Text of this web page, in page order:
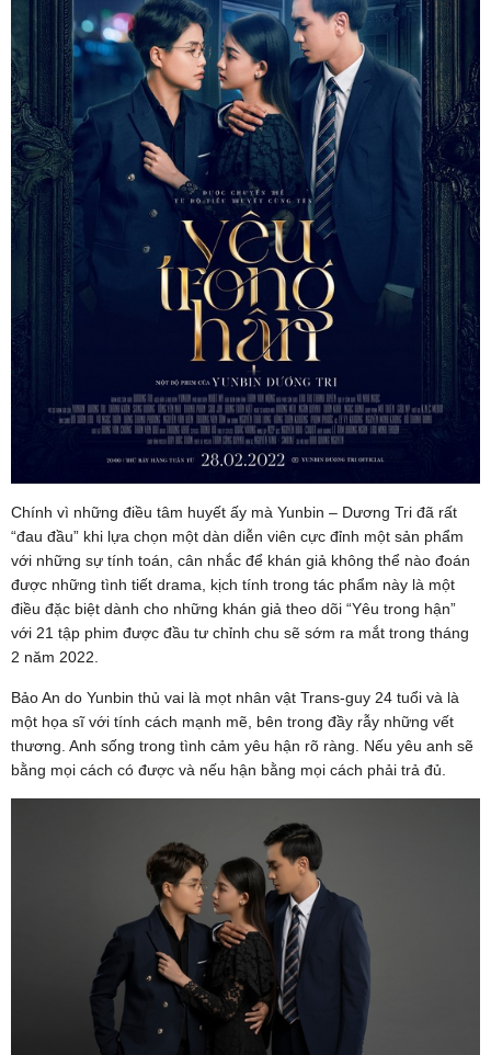
Chính vì những điều tâm huyết ấy mà Yunbin – Dương Tri đã rất
“đau đầu” khi lựa chọn một dàn diễn viên cực đỉnh một sản phẩm
với những sự tính toán, cân nhắc để khán giả không thể nào đoán
được những tình tiết drama, kịch tính trong tác phẩm này là một
điều đặc biệt dành cho những khán giả theo dõi “Yêu trong hận”
với 21 tập phim được đầu tư chỉnh chu sẽ sớm ra mắt trong tháng
2 năm 2022.
Bảo An do Yunbin thủ vai là mọt nhân vật Trans-guy 24 tuổi và là
một họa sĩ với tính cách mạnh mẽ, bên trong đầy rẫy những vết
thương. Anh sống trong tình cảm yêu hận rõ ràng. Nếu yêu anh sẽ
bằng mọi cách có được và nếu hận bằng mọi cách phải trả đủ.